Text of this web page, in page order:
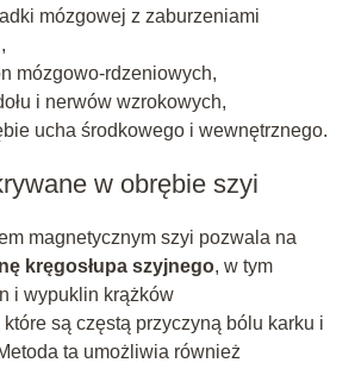
mózgowej z zaburzeniami
mózgowo-rdzeniowych,
i nerwów wzrokowych,
ucha środkowego i wewnętrznego.
w obrębie szyi
magnetycznym szyi pozwala na
kręgosłupa szyjnego, w tym
i wypuklin krążków
są częstą przyczyną bólu karku i
ta umożliwia również